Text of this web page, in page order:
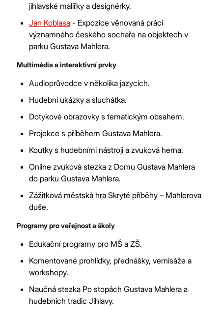
jihlavské malířky a designérky.
Jan Koblasa - Expozice věnovaná práci
významného českého sochaře na objektech v
parku Gustava Mahlera.
Multimédia a interaktivní prvky
Audioprůvodce v několika jazycích.
Hudební ukázky a sluchátka.
Dotykové obrazovky s tematickým obsahem.
Projekce s příběhem Gustava Mahlera.
Koutky s hudebními nástroji a zvuková herna.
Online zvuková stezka z Domu Gustava Mahlera
do parku Gustava Mahlera.
Zážitková městská hra Skryté příběhy – Mahlerova
duše.
Programy pro veřejnost a školy
Edukační programy pro MŠ a ZŠ.
Komentované prohlídky, přednášky, vernisáže a
workshopy.
Naučná stezka Po stopách Gustava Mahlera a
hudebních tradic Jihlavy.